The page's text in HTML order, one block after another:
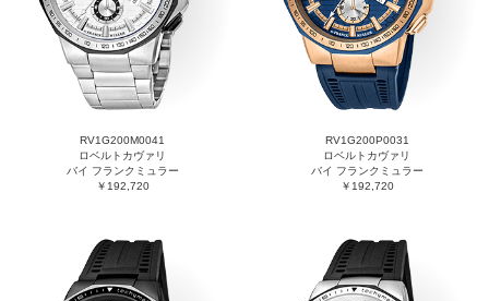
RV1G200M0041
ロベルトカヴァリ
バイ フランクミュラー
￥192,720
RV1G200P0031
ロベルトカヴァリ
バイ フランクミュラー
￥192,720